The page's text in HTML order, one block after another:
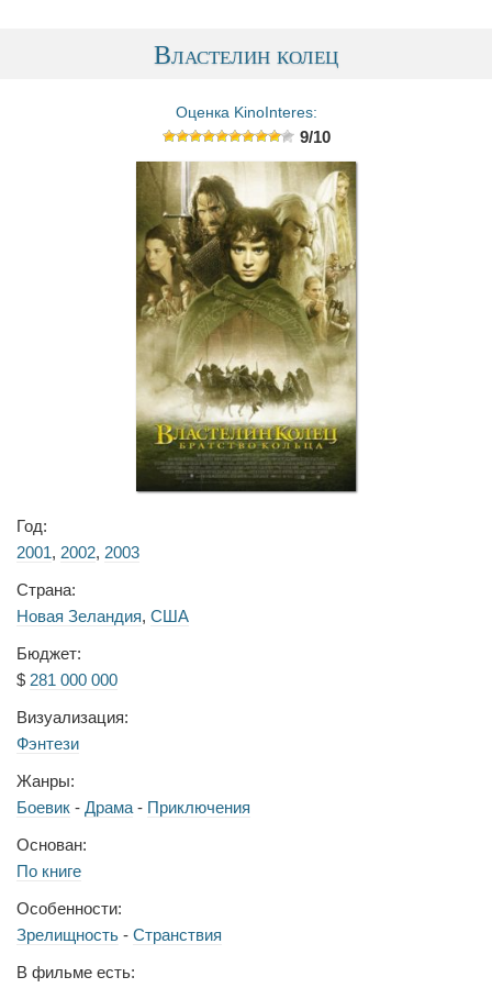
Властелин колец
Оценка KinoInteres:
9/10
Год:
2001, 2002, 2003
Страна:
Новая Зеландия, США
Бюджет:
$ 281 000 000
Визуализация:
Фэнтези
Жанры:
Боевик - Драма - Приключения
Основан:
По книге
Особенности:
Зрелищность - Странствия
В фильме есть: